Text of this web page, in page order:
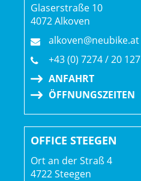
Glaserstraße 10
4072 Alkoven
alkoven@neubike.at
+43 (0) 7274 / 20 127
ANFAHRT
ÖFFNUNGSZEITEN
OFFICE STEEGEN
Ort an der Straß 4
4722 Steegen